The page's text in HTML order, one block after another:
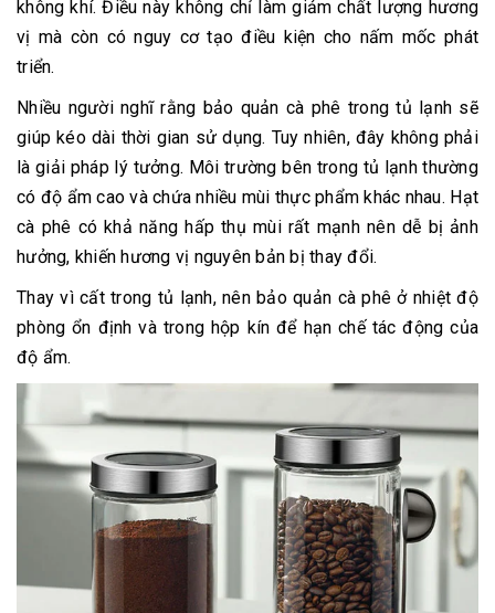
không khí. Điều này không chỉ làm giảm chất lượng hương
vị mà còn có nguy cơ tạo điều kiện cho nấm mốc phát
triển.
Nhiều người nghĩ rằng bảo quản cà phê trong tủ lạnh sẽ
giúp kéo dài thời gian sử dụng. Tuy nhiên, đây không phải
là giải pháp lý tưởng. Môi trường bên trong tủ lạnh thường
có độ ẩm cao và chứa nhiều mùi thực phẩm khác nhau. Hạt
cà phê có khả năng hấp thụ mùi rất mạnh nên dễ bị ảnh
hưởng, khiến hương vị nguyên bản bị thay đổi.
Thay vì cất trong tủ lạnh, nên bảo quản cà phê ở nhiệt độ
phòng ổn định và trong hộp kín để hạn chế tác động của
độ ẩm.